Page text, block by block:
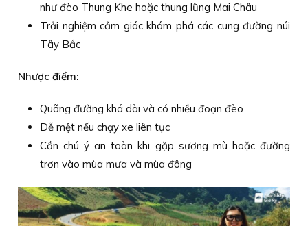
như đèo Thung Khe hoặc thung lũng Mai Châu
Trải nghiệm cảm giác khám phá các cung đường núi
Tây Bắc
Nhược điểm:
Quãng đường khá dài và có nhiều đoạn đèo
Dễ mệt nếu chạy xe liên tục
Cần chú ý an toàn khi gặp sương mù hoặc đường
trơn vào mùa mưa và mùa đông